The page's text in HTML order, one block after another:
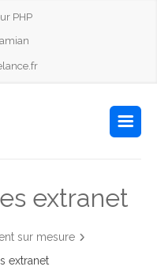
PHP
extranet
sur mesure
extranet